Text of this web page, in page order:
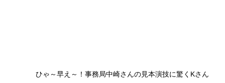
ひゃ～早え～！事務局中崎さんの見本演技に驚くKさん